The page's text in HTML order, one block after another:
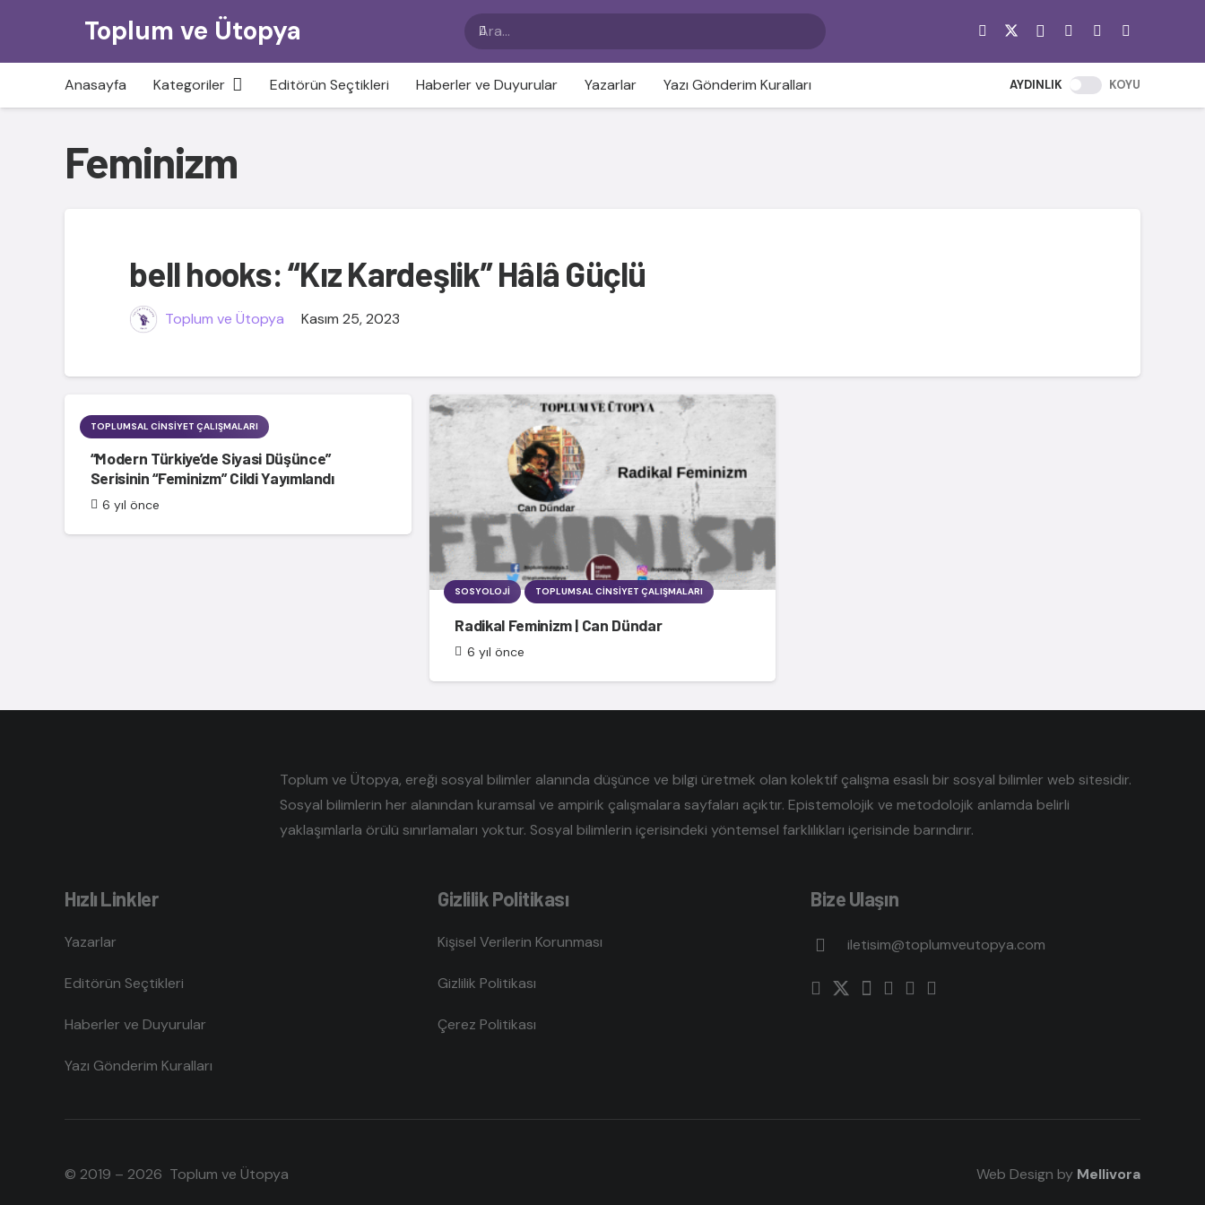
Toplum ve Ütopya
Anasayfa Kategoriler Editörün Seçtikleri Haberler ve Duyurular Yazarlar Yazı Gönderim Kuralları AYDINLIK KOYU
Feminizm
bell hooks: “Kız Kardeşlik” Hâlâ Güçlü
Toplum ve Ütopya Kasım 25, 2023
TOPLUMSAL CINSIYET ÇALIŞMALARI
“Modern Türkiye’de Siyasi Düşünce”
Serisinin “Feminizm” Cildi Yayımlandı
6 yıl önce
SOSYOLOJI TOPLUMSAL CINSIYET ÇALIŞMALARI
Radikal Feminizm | Can Dündar
6 yıl önce
Toplum ve Ütopya, ereği sosyal bilimler alanında düşünce ve bilgi üretmek olan kolektif çalışma esaslı bir sosyal bilimler web sitesidir.
Sosyal bilimlerin her alanından kuramsal ve ampirik çalışmalara sayfaları açıktır. Epistemolojik ve metodolojik anlamda belirli
yaklaşımlarla örülü sınırlamaları yoktur. Sosyal bilimlerin içerisindeki yöntemsel farklılıkları içerisinde barındırır.
Hızlı Linkler
Yazarlar
Editörün Seçtikleri
Haberler ve Duyurular
Yazı Gönderim Kuralları
Gizlilik Politikası
Kişisel Verilerin Korunması
Gizlilik Politikası
Çerez Politikası
Bize Ulaşın
iletisim@toplumveutopya.com
© 2019 – 2026 Toplum ve Ütopya Web Design by Mellivora